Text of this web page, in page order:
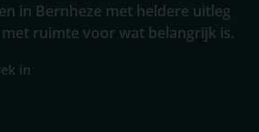
in Bernheze met heldere uitleg
ruimte voor wat belangrijk is.
in